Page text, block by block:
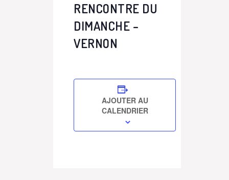
RENCONTRE DU
DIMANCHE –
VERNON
AJOUTER AU
CALENDRIER